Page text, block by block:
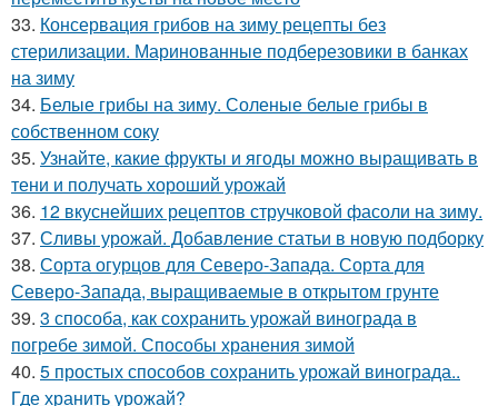
33. Консервация грибов на зиму рецепты без
стерилизации. Маринованные подберезовики в банках
на зиму
34. Белые грибы на зиму. Соленые белые грибы в
собственном соку
35. Узнайте, какие фрукты и ягоды можно выращивать в
тени и получать хороший урожай
36. 12 вкуснейших рецептов стручковой фасоли на зиму.
37. Сливы урожай. Добавление статьи в новую подборку
38. Сорта огурцов для Северо-Запада. Сорта для
Северо-Запада, выращиваемые в открытом грунте
39. 3 способа, как сохранить урожай винограда в
погребе зимой. Способы хранения зимой
40. 5 простых способов сохранить урожай винограда..
Где хранить урожай?